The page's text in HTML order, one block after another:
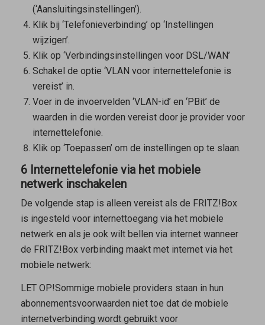
(‘Aansluitingsinstellingen’).
Klik bij ‘Telefonieverbinding’ op ‘Instellingen
wijzigen’.
Klik op ‘Verbindingsinstellingen voor DSL/WAN’
Schakel de optie ‘VLAN voor internettelefonie is
vereist’ in.
Voer in de invoervelden ‘VLAN-id’ en ‘PBit’ de
waarden in die worden vereist door je provider voor
internettelefonie.
Klik op ‘Toepassen’ om de instellingen op te slaan.
6 Internettelefonie via het mobiele
netwerk inschakelen
De volgende stap is alleen vereist als de FRITZ!Box
is ingesteld voor internettoegang via het mobiele
netwerk en als je ook wilt bellen via internet wanneer
de FRITZ!Box verbinding maakt met internet via het
mobiele netwerk:
LET OP!Sommige mobiele providers staan in hun
abonnementsvoorwaarden niet toe dat de mobiele
internetverbinding wordt gebruikt voor